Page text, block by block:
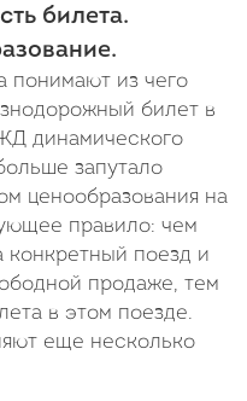
билета.
понимают из чего
билет в
динамического
запутало
ценообразования на
правило: чем
конкретный поезд и
продаже, тем
в этом поезде.
еще несколько